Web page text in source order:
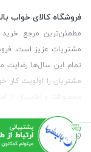
فروشگاه کالای خواب
مطمئن‌ترین مرجع
تمام این سال‌ها رضایت
مشتریان را اولویت کار
محصولات و اطمینان از
می‌توانیدبا شماره مشاور
© تمامی حقوق این سایت
نویسی: سپکام سیستم